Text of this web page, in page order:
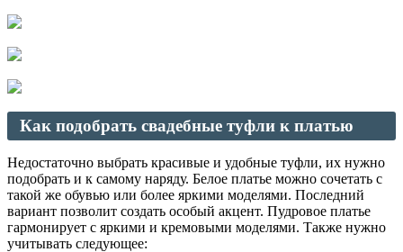
Как подобрать свадебные туфли к платью
Недостаточно выбрать красивые и удобные туфли, их нужно
подобрать и к самому наряду. Белое платье можно сочетать с
такой же обувью или более яркими моделями. Последний
вариант позволит создать особый акцент. Пудровое платье
гармонирует с яркими и кремовыми моделями. Также нужно
учитывать следующее: